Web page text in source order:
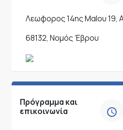
Λεωφορος 14ης ΜαΙου 19,
68132, Νομός Έβρου
Πρόγραμμα και
επικοινωνία